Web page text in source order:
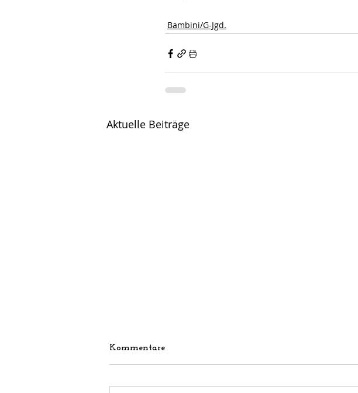
Bambini/G-Jgd.
Aktuelle Beiträge
Kommentare